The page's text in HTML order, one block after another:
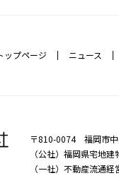
ップページ ニュース
〒810-0074 福岡市
（公社）福岡県宅地
（一社）不動産流通経